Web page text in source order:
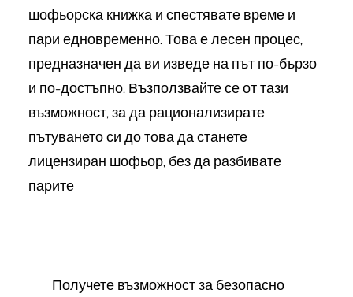
шофьорска книжка и спестявате време и
пари едновременно. Това е лесен процес,
предназначен да ви изведе на път по-бързо
и по-достъпно. Възползвайте се от тази
възможност, за да рационализирате
пътуването си до това да станете
лицензиран шофьор, без да разбивате
парите
Получете възможност за безопасно